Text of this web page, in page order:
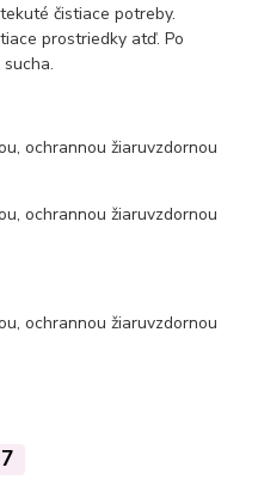
čistiace potreby.
prostriedky atď. Po